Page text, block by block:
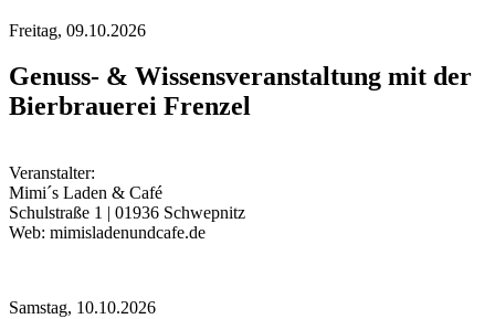
Freitag, 09.10.2026
Genuss- & Wissensveranstaltung mit der
Bierbrauerei Frenzel
Veranstalter:
Mimi´s Laden & Café
Schulstraße 1 | 01936 Schwepnitz
Web: mimisladenundcafe.de
Samstag, 10.10.2026